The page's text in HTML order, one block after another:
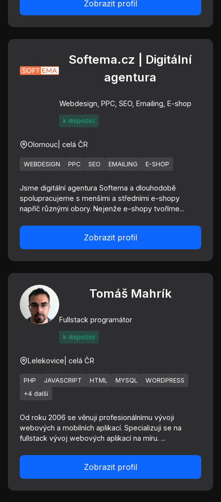
Zobrazit profil
Softema.cz | Digitální
agentura
Webdesign, PPC, SEO, Emailing, E-shop
k dispozici
Olomouc | celá ČR
WEBDESIGN PPC SEO EMAILING E-SHOP
Jsme digitální agentura Softema a dlouhodobě
spolupracujeme s menšími a středními e-shopy
napříč různými obory. Nejenže e-shopy tvoříme...
Zobrazit profil
Tomáš Mahrík
Fullstack programátor
k dispozici
Lelekovice | celá ČR
PHP JAVASCRIPT HTML MYSQL
WORDPRESS
+4 další
Od roku 2006 se věnuji profesionálnímu vývoji
webových a mobilních aplikací. Specializuji se na
fullstack vývoj webových aplikací na míru. ...
Zobrazit profil